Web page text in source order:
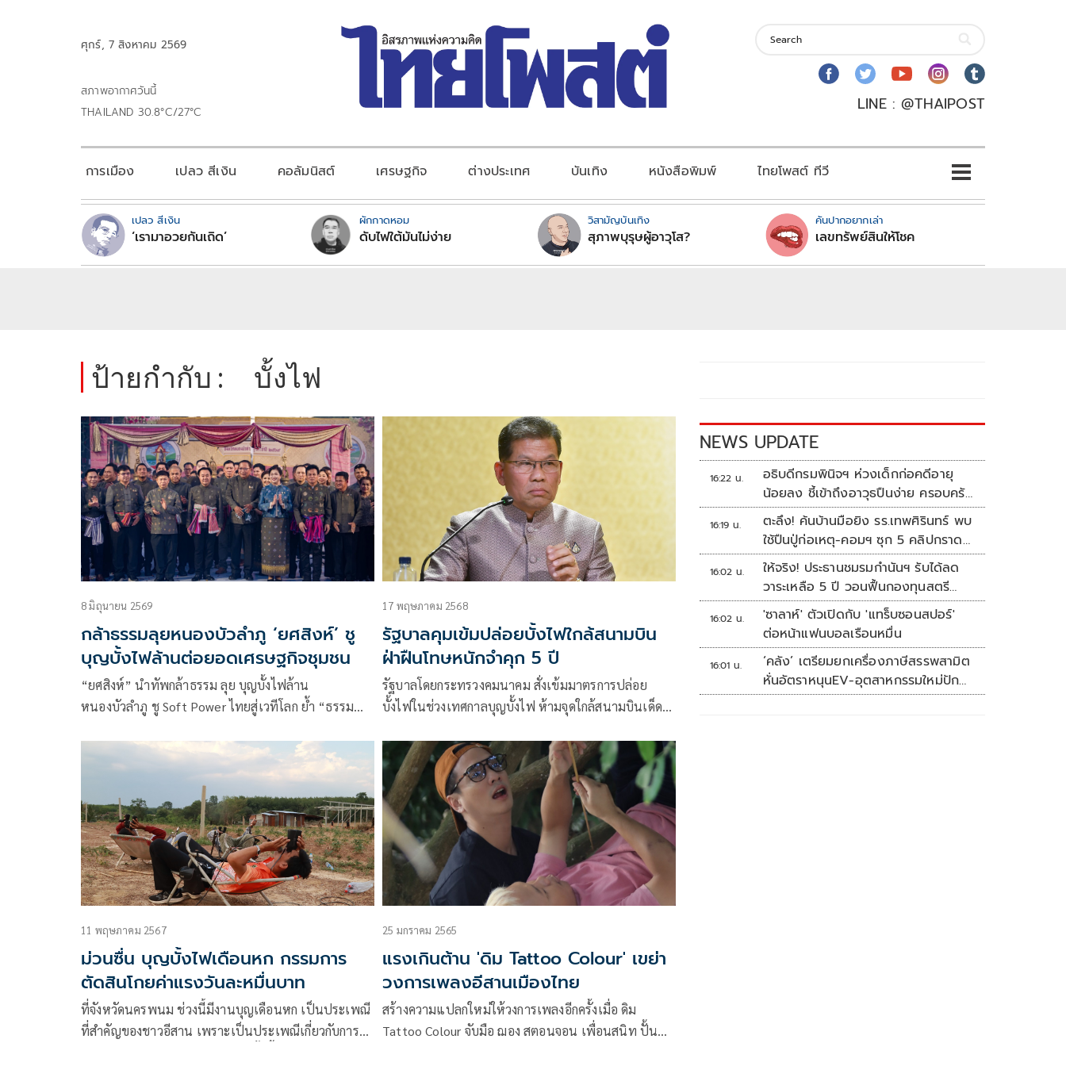
ศุกร์, 7 สิงหาคม 2569
สภาพอากาศวันนี้
THAILAND 30.8°C/27°C
LINE : @THAIPOST
การเมือง เปลว สีเงิน คอลัมนิสต์ เศรษฐกิจ ต่างประเทศ บันเทิง หนังสือพิมพ์ ไทยโพสต์ ทีวี
เปลว สีเงิน
‘เรามาอวยกันเถิด’
ผักกาดหอม
ดับไฟใต้มันไม่ง่าย
วิสามัญบันเทิง
สุภาพบุรุษผู้อาวุโส?
คันปากอยากเล่า
เลขทรัพย์สินให้โชค
ป้ายกำกับ : บั้งไฟ
8 มิถุนายน 2569
กล้าธรรมลุยหนองบัวลำภู ‘ยศสิงห์’ ชู
บุญบั้งไฟล้านต่อยอดเศรษฐกิจชุมชน
“ยศสิงห์” นำทัพกล้าธรรม ลุย บุญบั้งไฟล้าน
หนองบัวลำภู ชู Soft Power ไทยสู่เวทีโลก ย้ำ “ธรรม
17 พฤษภาคม 2568
รัฐบาลคุมเข้มปล่อยบั้งไฟใกล้สนามบิน
ฝ่าฝืนโทษหนักจำคุก 5 ปี
รัฐบาลโดยกระทรวงคมนาคม สั่งเข้มมาตรการปล่อย
บั้งไฟในช่วงเทศกาลบุญบั้งไฟ ห้ามจุดใกล้สนามบินเด็ด
ทั้งจำทั้งปรับสูงสุดถึง 5 ปี หรือ 2 แสนบาท เพื่อความ
ปลอดภัยนักบินและประชาชนเป็นหลัก
11 พฤษภาคม 2567
ม่วนซื่น บุญบั้งไฟเดือนหก กรรมการ
ตัดสินโกยค่าแรงวันละหมื่นบาท
ที่จังหวัดนครพนม ช่วงนี้มีงานบุญเดือนหก เป็นประเพณี
ที่สำคัญของชาวอีสาน เพราะเป็นประเพณีเกี่ยวกับการ
25 มกราคม 2565
แรงเกินต้าน 'ดิม Tattoo Colour' เขย่า
วงการเพลงอีสานเมืองไทย
สร้างความแปลกใหม่ให้วงการเพลงอีกครั้งเมื่อ ดิม
Tattoo Colour จับมือ ฌอง สตอนจอน เพื่อนสนิท ปั้น
NEWS UPDATE
16:22 น.
อธิบดีกรมพินิจฯ ห่วงเด็กก่อคดีอายุ
น้อยลง ชี้เข้าถึงอาวุธปืนง่าย ครอบครัว
แตกแยกเป็นชนวนสำคัญ
16:19 น.
ตะลึง! ค้นบ้านมือยิง รร.เทพศิรินทร์ พบ
ใช้ปืนปู่ก่อเหตุ-คอมฯ ซุก 5 คลิปกราด
ยิง
16:02 น.
ให้จริง! ประธานชมรมกำนันฯ รับได้ลด
วาระเหลือ 5 ปี วอนฟื้นกองทุนสตรี
อำเภอละล้าน
16:02 น.
'ซาลาห์' ตัวเปิดกับ 'แทร็บซอนสปอร์'
ต่อหน้าแฟนบอลเรือนหมื่น
16:01 น.
‘คลัง’ เตรียมยกเครื่องภาษีสรรพสามิต
หั่นอัตราหนุนEV-อุตสาหกรรมใหม่ปัก
หมุดไทย